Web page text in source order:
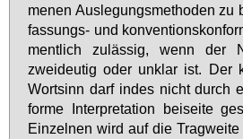
me­nen Aus­le­gungs­me­tho­den
fas­sungs- und
ment­lich zu­läs­sig, wenn der
zwei­deu­tig oder un­klar ist. Der
Wort­sinn darf in­des nicht durch
for­me In­ter­pre­ta­ti­on bei­sei­te
Ein­zel­nen wird auf die